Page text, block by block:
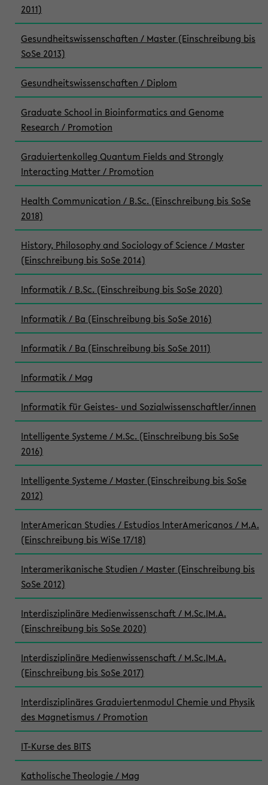
2011)
Gesundheitswissenschaften / Master (Einschreibung bis
SoSe 2013)
Gesundheitswissenschaften / Diplom
Graduate School in Bioinformatics and Genome
Research / Promotion
Graduiertenkolleg Quantum Fields and Strongly
Interacting Matter / Promotion
Health Communication / B.Sc. (Einschreibung bis SoSe
2018)
History, Philosophy and Sociology of Science / Master
(Einschreibung bis SoSe 2014)
Informatik / B.Sc. (Einschreibung bis SoSe 2020)
Informatik / Ba (Einschreibung bis SoSe 2016)
Informatik / Ba (Einschreibung bis SoSe 2011)
Informatik / Mag
Informatik für Geistes- und Sozialwissenschaftler/innen
Intelligente Systeme / M.Sc. (Einschreibung bis SoSe
2016)
Intelligente Systeme / Master (Einschreibung bis SoSe
2012)
InterAmerican Studies / Estudios InterAmericanos / M.A.
(Einschreibung bis WiSe 17/18)
Interamerikanische Studien / Master (Einschreibung bis
SoSe 2012)
Interdisziplinäre Medienwissenschaft / M.Sc.|M.A.
(Einschreibung bis SoSe 2020)
Interdisziplinäre Medienwissenschaft / M.Sc.|M.A.
(Einschreibung bis SoSe 2017)
Interdisziplinäres Graduiertenmodul Chemie und Physik
des Magnetismus / Promotion
IT-Kurse des BITS
Katholische Theologie / Mag